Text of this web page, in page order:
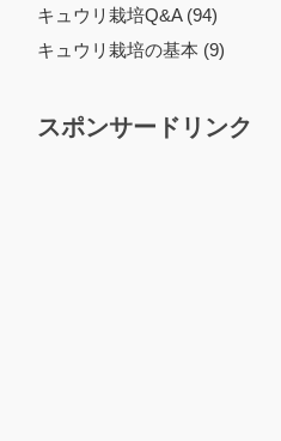
キュウリ栽培Q&A (94)
キュウリ栽培の基本 (9)
スポンサードリンク